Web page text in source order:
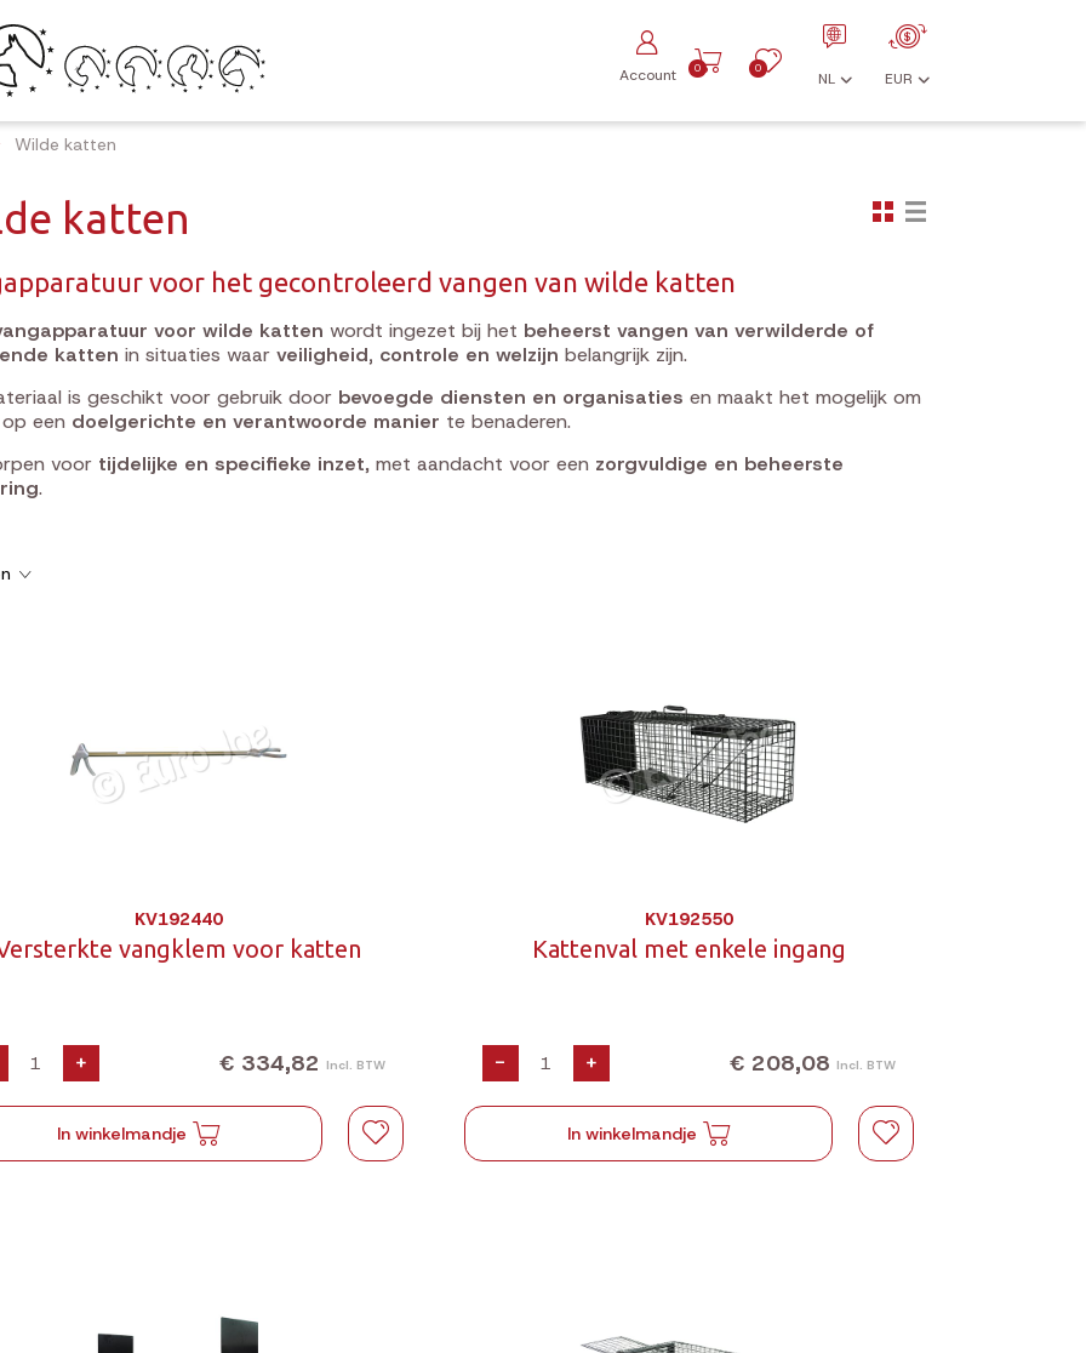
Account 0 0
NL EUR
Wilde katten
katten
voor het gecontroleerd vangen van wilde katten
voor wilde katten wordt ingezet bij het beheerst vangen van verwilderde of
katten in situaties waar veiligheid, controle en welzijn belangrijk zijn.
is geschikt voor gebruik door bevoegde diensten en organisaties en maakt het mogelijk om
een doelgerichte en verantwoorde manier te benaderen.
voor tijdelijke en specifieke inzet, met aandacht voor een zorgvuldige en beheerste
.
KV192440
vangklem voor katten
+ € 334,82 Incl. BTW
In winkelmandje
KV192550
Kattenval met enkele ingang
- + € 208,08 Incl. BTW
In winkelmandje